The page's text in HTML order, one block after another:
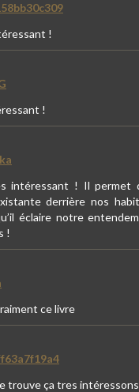
!
!
intéressant ! Il permet
derrière nos
éclaire notre
!
ce livre
trouve ça tres intéressons